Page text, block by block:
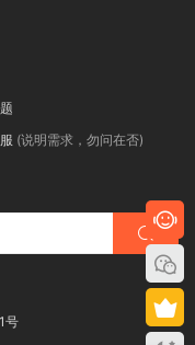
(说明需求，勿问在否)
号